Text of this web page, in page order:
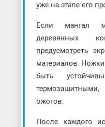
уже на этапе его
Если мангал
деревянных
предусмотреть
материалов.
быть
ожогов.
После каждого